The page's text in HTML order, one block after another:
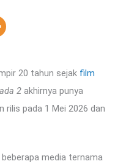
20 tahun sejak film
2 akhirnya punya
rilis pada 1 Mei 2026 dan
media ternama